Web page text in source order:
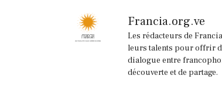
Francia.org.ve
Les rédacteurs de
leurs talents pour offrir
dialogue entre
découverte et de partage.